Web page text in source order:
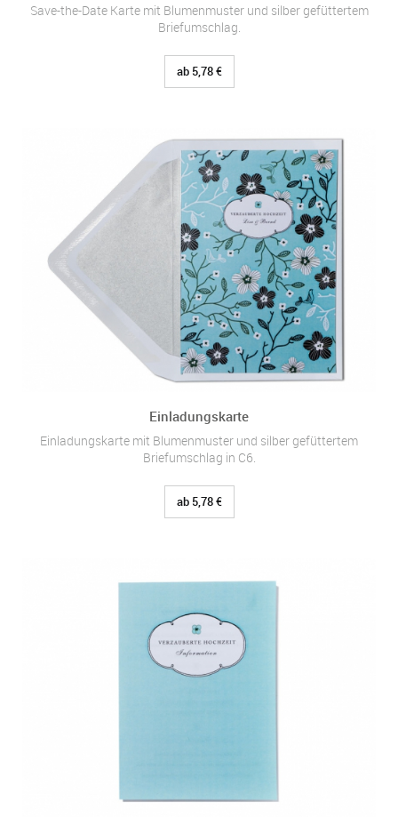
Save-the-Date Karte mit Blumenmuster und silber gefüttertem
Briefumschlag.
ab 5,78 €
Einladungskarte
Einladungskarte mit Blumenmuster und silber gefüttertem
Briefumschlag in C6.
ab 5,78 €